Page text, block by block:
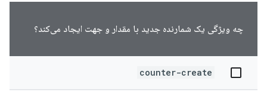
چه ویژگی یک شمارنده جدید با مقدار و جهت ایجاد می‌کند؟
counter-create